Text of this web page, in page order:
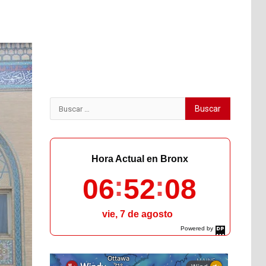
Buscar:
Powered by
DaysPedia.com
Hora Actual en Bronx
06 52 09
vie, 7 de agosto